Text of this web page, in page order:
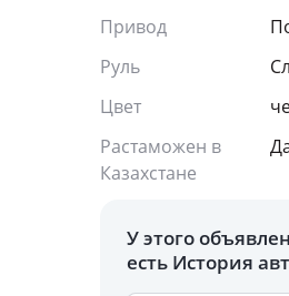
Привод
Руль
Цвет
Растаможен в
Казахстане
У этого
есть История